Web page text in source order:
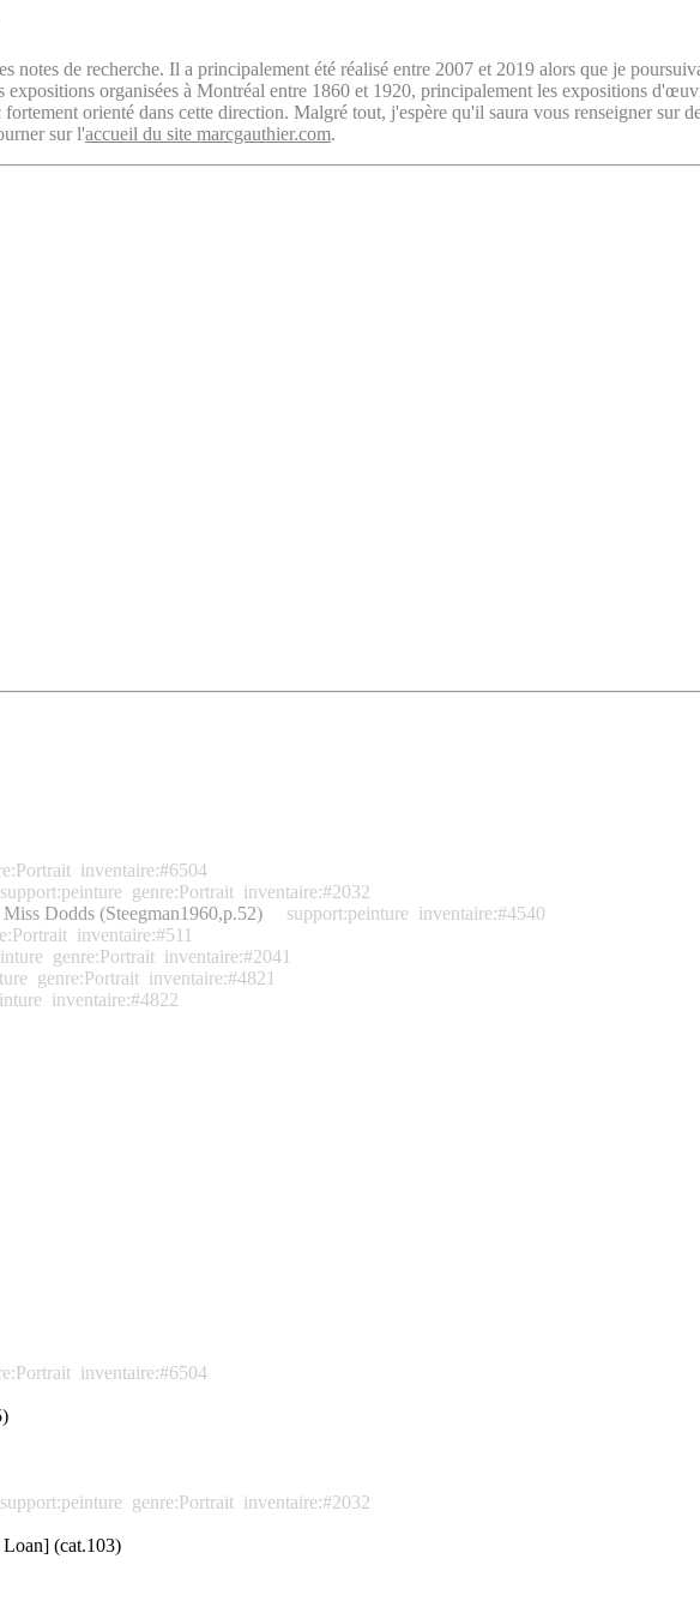
notes de recherche. Il a principalement été réalisé entre 2007 et 2019 alors que je
expositions organisées à Montréal entre 1860 et 1920, principalement les expositions
orienté dans cette direction. Malgré tout, j'espère qu'il saura vous renseigner sur
sur l'accueil du site marcgauthier.com.
inventaire:#6504
support:peinture genre:Portrait inventaire:#2032
Dodds (Steegman1960,p.52) support:peinture inventaire:#4540
inventaire:#511
genre:Portrait inventaire:#2041
genre:Portrait inventaire:#4821
inventaire:#4822
inventaire:#6504
support:peinture genre:Portrait inventaire:#2032
Loan] (cat.103)